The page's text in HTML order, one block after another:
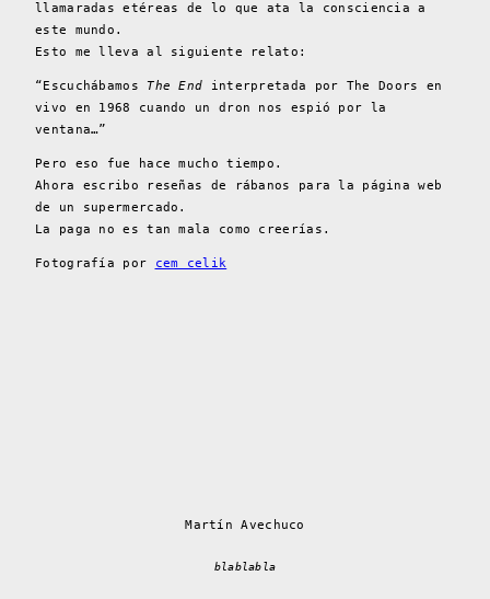
llamaradas etéreas de lo que ata la consciencia a
este mundo.
Esto me lleva al siguiente relato:
“Escuchábamos The End interpretada por The Doors en
vivo en 1968 cuando un dron nos espió por la
ventana…”
Pero eso fue hace mucho tiempo.
Ahora escribo reseñas de rábanos para la página web
de un supermercado.
La paga no es tan mala como creerías.
Fotografía por cem celik
Martín Avechuco
blablabla